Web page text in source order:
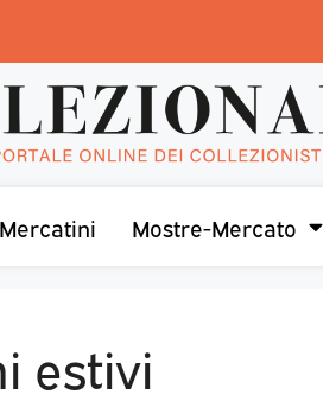
Mercatini Mostre-Mercato
estivi